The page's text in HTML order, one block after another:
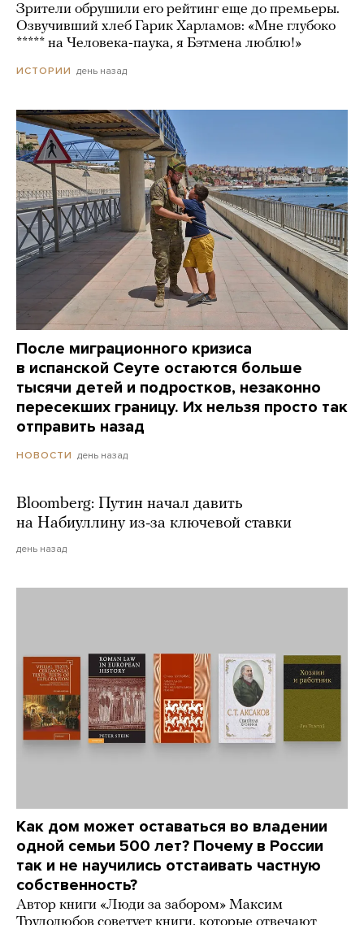
Зрители обрушили его рейтинг еще до премьеры.
Озвучивший хлеб Гарик Харламов: «Мне глубоко
***** на Человека-паука, я Бэтмена люблю!»
ИСТОРИИ день назад
После миграционного кризиса
в испанской Сеуте остаются больше
тысячи детей и подростков, незаконно
пересекших границу. Их нельзя просто так
отправить назад
НОВОСТИ день назад
Bloomberg: Путин начал давить
на Набиуллину из-за ключевой ставки
день назад
Как дом может оставаться во владении
одной семьи 500 лет? Почему в России
так и не научились отстаивать частную
собственность?
Автор книги «Люди за забором» Максим
Трудолюбов советует книги, которые отвечают